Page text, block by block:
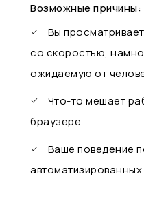
Возможные причины:
Вы
со скоростью,
ожидаемую от
Что-то мешает
браузере
Ваше поведение